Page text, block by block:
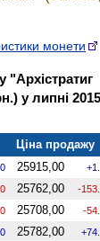
монети
"Архістратиг
у липні 2015
Ціна продажу
25915,00
25762,00 -
25708,00 -
25782,00